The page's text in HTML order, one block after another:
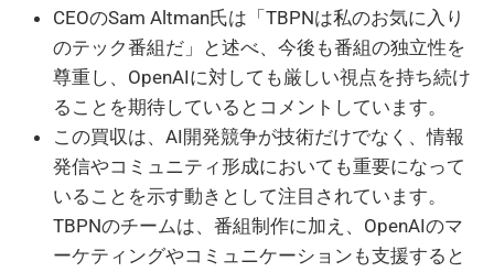
CEOのSam Altman氏は「TBPNは私のお気に入り
のテック番組だ」と述べ、今後も番組の独立性を
尊重し、OpenAIに対しても厳しい視点を持ち続け
ることを期待しているとコメントしています。
この買収は、AI開発競争が技術だけでなく、情報
発信やコミュニティ形成においても重要になって
いることを示す動きとして注目されています。
TBPNのチームは、番組制作に加え、OpenAIのマ
ーケティングやコミュニケーションも支援すると